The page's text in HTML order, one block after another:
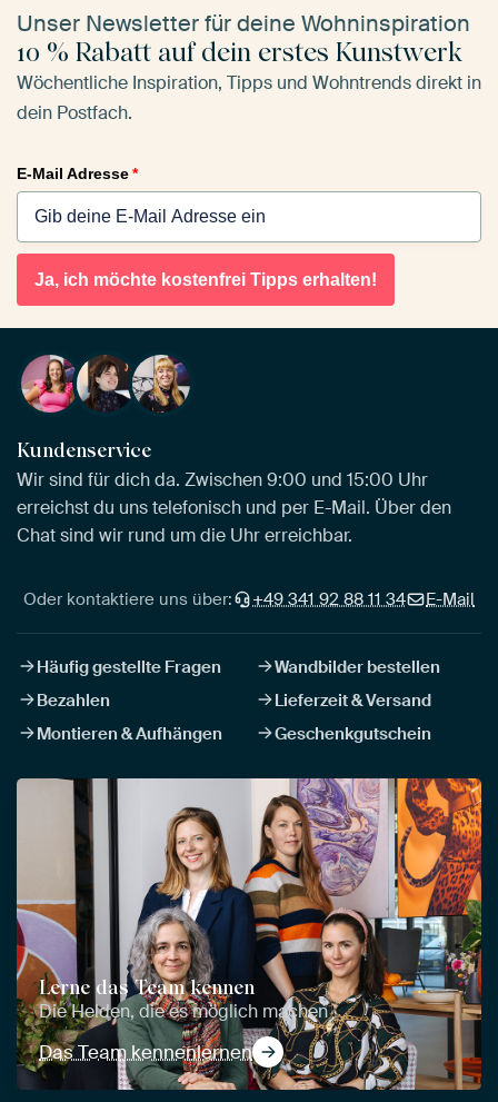
Unser Newsletter für deine Wohninspiration
10 % Rabatt auf dein erstes Kunstwerk
Wöchentliche Inspiration, Tipps und Wohntrends direkt in
dein Postfach.
E-Mail Adresse*
Ja, ich möchte kostenfrei Tipps erhalten!
Kundenservice
Wir sind für dich da. Zwischen 9:00 und 15:00 Uhr
erreichst du uns telefonisch und per E-Mail. Über den
Chat sind wir rund um die Uhr erreichbar.
Oder kontaktiere uns über: +49 341 92 88 11 34 E-Mail
Häufig gestellte Fragen
Wandbilder bestellen
Bezahlen
Lieferzeit & Versand
Montieren & Aufhängen
Geschenkgutschein
Lerne das Team kennen
Die Helden, die es möglich machen
Das Team kennenlernen